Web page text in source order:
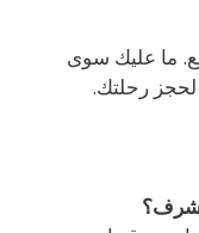
ما عليك سوى
لحجز رحلتك.